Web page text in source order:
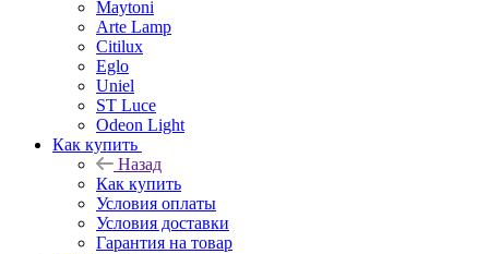
Maytoni
Arte Lamp
Citilux
Eglo
Uniel
ST Luce
Odeon Light
Как купить
Назад
Как купить
Условия оплаты
Условия доставки
Гарантия на товар